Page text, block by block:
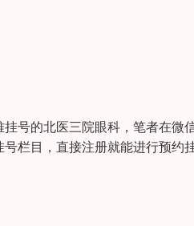
号的北医三院眼科，笔者在微
栏目，直接注册就能进行预约